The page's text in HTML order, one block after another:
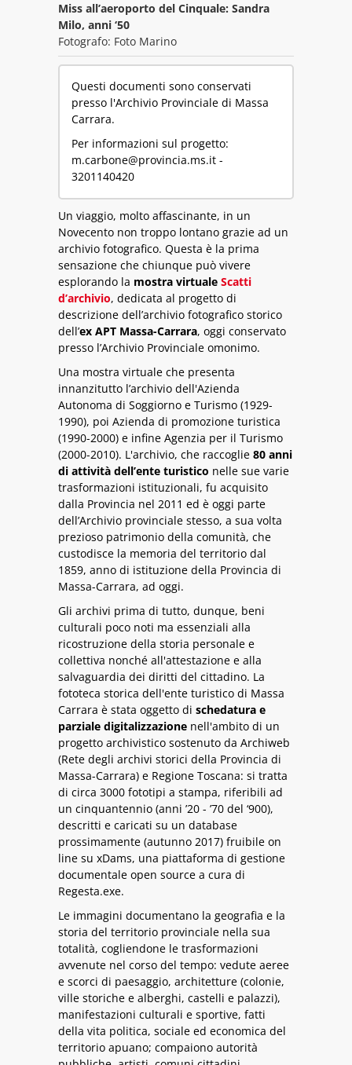
Miss all’aeroporto del Cinquale: Sandra
Milo, anni ‘50
Fotografo: Foto Marino
Questi documenti sono conservati
presso l'Archivio Provinciale di Massa
Carrara.
Per informazioni sul progetto:
m.carbone@provincia.ms.it -
3201140420
Un viaggio, molto affascinante, in un
Novecento non troppo lontano grazie ad un
archivio fotografico. Questa è la prima
sensazione che chiunque può vivere
esplorando la mostra virtuale Scatti
d’archivio, dedicata al progetto di
descrizione dell’archivio fotografico storico
dell’ex APT Massa-Carrara, oggi conservato
presso l’Archivio Provinciale omonimo.
Una mostra virtuale che presenta
innanzitutto l’archivio dell'Azienda
Autonoma di Soggiorno e Turismo (1929-
1990), poi Azienda di promozione turistica
(1990-2000) e infine Agenzia per il Turismo
(2000-2010). L'archivio, che raccoglie 80 anni
di attività dell’ente turistico nelle sue varie
trasformazioni istituzionali, fu acquisito
dalla Provincia nel 2011 ed è oggi parte
dell’Archivio provinciale stesso, a sua volta
prezioso patrimonio della comunità, che
custodisce la memoria del territorio dal
1859, anno di istituzione della Provincia di
Massa-Carrara, ad oggi.
Gli archivi prima di tutto, dunque, beni
culturali poco noti ma essenziali alla
ricostruzione della storia personale e
collettiva nonché all'attestazione e alla
salvaguardia dei diritti del cittadino. La
fototeca storica dell'ente turistico di Massa
Carrara è stata oggetto di schedatura e
parziale digitalizzazione nell'ambito di un
progetto archivistico sostenuto da Archiweb
(Rete degli archivi storici della Provincia di
Massa-Carrara) e Regione Toscana: si tratta
di circa 3000 fototipi a stampa, riferibili ad
un cinquantennio (anni ’20 - ’70 del ‘900),
descritti e caricati su un database
prossimamente (autunno 2017) fruibile on
line su xDams, una piattaforma di gestione
documentale open source a cura di
Regesta.exe.
Le immagini documentano la geografia e la
storia del territorio provinciale nella sua
totalità, cogliendone le trasformazioni
avvenute nel corso del tempo: vedute aeree
e scorci di paesaggio, architetture (colonie,
ville storiche e alberghi, castelli e palazzi),
manifestazioni culturali e sportive, fatti
della vita politica, sociale ed economica del
territorio apuano; compaiono autorità